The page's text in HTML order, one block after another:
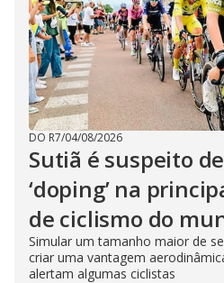
DO R7/04/08/2026
Sutiã é suspeito
‘doping’ na
de ciclismo do
Simular um tamanho maior de
criar uma vantagem
alertam algumas ciclistas